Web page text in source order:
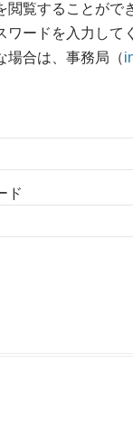
閲覧することがで
ワードを入力して
場合は、事務局（
ド